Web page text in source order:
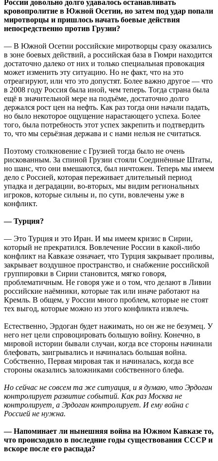
России довольно долго удавалось останавливать
кровопролитие в Южной Осетии, но затем под удар попали
миротворцы и пришлось начать боевые действия
непосредственно против Грузии?
— В Южной Осетии российские миротворцы сразу оказались
в зоне боевых действий, а российская база в Гюмри находится
достаточно далеко от них и только специальная провокация
может изменить эту ситуацию. Но не факт, что на это
отреагируют, или что это допустят. Более важно другое — что
в 2008 году Россия была иной, чем теперь. Тогда страна была
ещё в значительной мере на подъёме, достаточно долго
держался рост цен на нефть. Как раз тогда они начали падать,
но было некоторое ощущение нарастающего успеха. Более
того, была потребность этот успех закрепить и подтвердить
то, что мы серьёзная держава и с нами нельзя не считаться.
Поэтому столкновение с Грузией тогда было не очень
рискованным. За спиной Грузии стояли Соединённые Штаты,
но шанс, что они вмешаются, был ничтожен. Теперь мы имеем
дело с Россией, которая переживает длительный период
упадка и деградации, во-вторых, мы видим региональных
игроков, которые сильны и, по сути, вовлечены уже в
конфликт.
— Турция?
— Это Турция и это Иран. И мы имеем кризис в Сирии,
который не прекратился. Вовлечение России в какой-либо
конфликт на Кавказе означает, что Турция закрывает проливы,
закрывает воздушное пространство, и снабжение российской
группировки в Сирии становится, мягко говоря,
проблематичным. Не говоря уже и о том, что делают в Ливии
российские наёмники, которые так или иначе работают на
Кремль. В общем, у России много проблем, которые не стоят
тех выгод, которые можно из этого конфликта извлечь.
Естественно, Эрдоган будет нажимать, но он же не безумец. У
него нет цели спровоцировать большую войну. Конечно, в
мировой истории бывали случаи, когда все стороны начинали
блефовать, заигрывались и начиналась большая война.
Собственно, Первая мировая так и начиналась, когда все
стороны оказались заложниками собственного блефа.
Но сейчас не совсем та же ситуация, и я думаю, что Эрдоган
контролирует развитие событий. Как раз Москва не
контролирует, а Эрдоган контролирует. И ему война с
Россией не нужна.
— Напоминает ли нынешняя война на Южном Кавказе то,
что происходило в последние годы существования СССР и
вскоре после его распада?